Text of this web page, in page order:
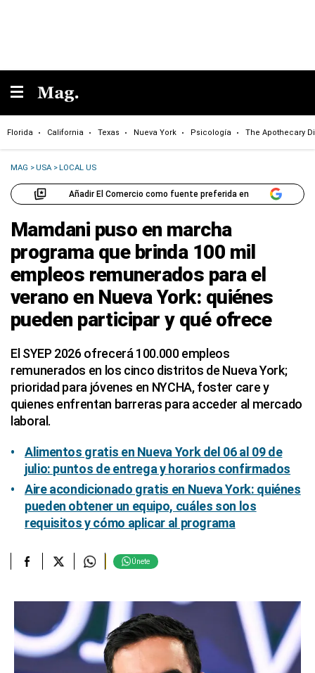
Florida California Texas Nueva York Psicología The Apothecary
MAG >USA >LOCAL US
Añadir El Comercio como fuente preferida en
Mamdani puso en marcha
programa que brinda 100 mil
empleos remunerados para el
verano en Nueva York: quiénes
pueden participar y qué ofrece
El SYEP 2026 ofrecerá 100.000 empleos
remunerados en los cinco distritos de Nueva York;
prioridad para jóvenes en NYCHA, foster care y
quienes enfrentan barreras para acceder al mercado
laboral.
Alimentos gratis en Nueva York del 06 al 09 de
julio: puntos de entrega y horarios confirmados
Aire acondicionado gratis en Nueva York: quiénes
pueden obtener un equipo, cuáles son los
requisitos y cómo aplicar al programa
Únete